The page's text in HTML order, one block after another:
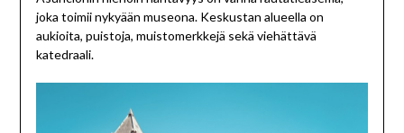
joka toimii nykyään museona. Keskustan alueella on
aukioita, puistoja, muistomerkkejä sekä viehättävä
katedraali.